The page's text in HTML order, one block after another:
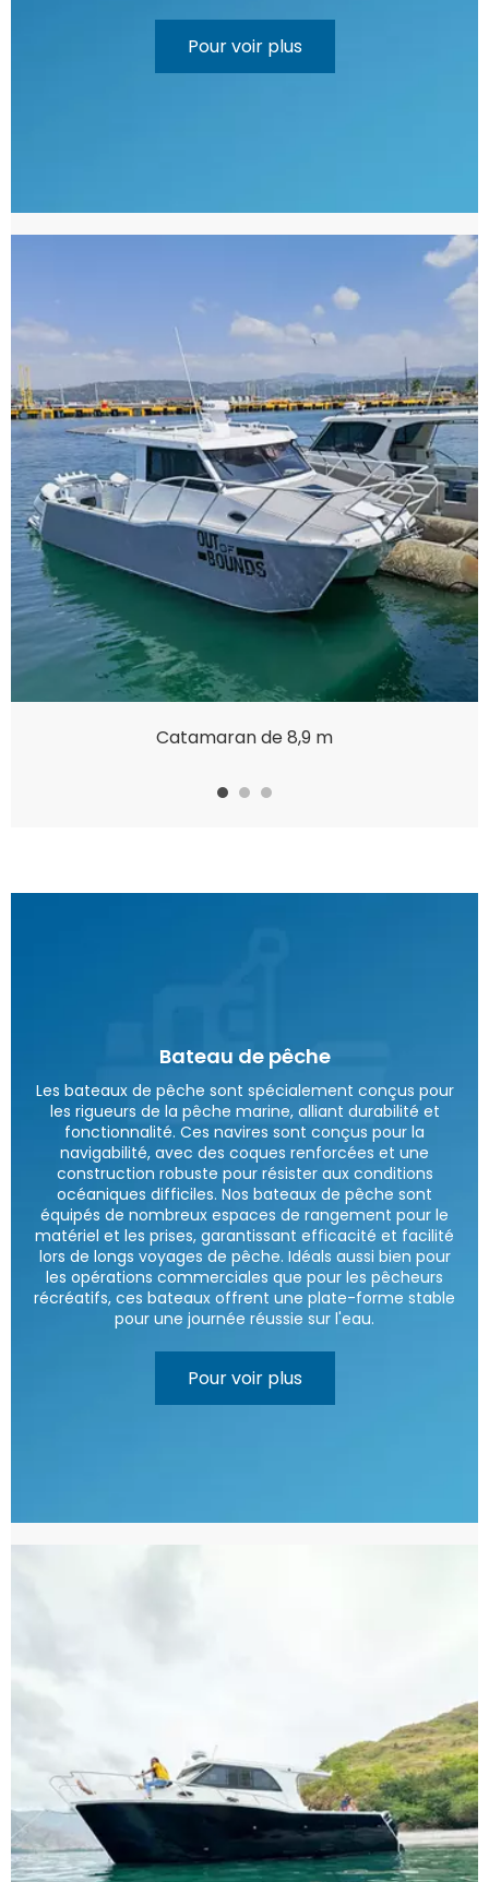
Pour voir plus
Catamaran de 8,9 m
Bateau de pêche
Les bateaux de pêche sont spécialement conçus pour
les rigueurs de la pêche marine, alliant durabilité et
fonctionnalité. Ces navires sont conçus pour la
navigabilité, avec des coques renforcées et une
construction robuste pour résister aux conditions
océaniques difficiles. Nos bateaux de pêche sont
équipés de nombreux espaces de rangement pour le
matériel et les prises, garantissant efficacité et facilité
lors de longs voyages de pêche. Idéals aussi bien pour
les opérations commerciales que pour les pêcheurs
récréatifs, ces bateaux offrent une plate-forme stable
pour une journée réussie sur l'eau.
Pour voir plus